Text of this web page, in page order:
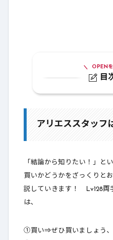
目
OPEN
5. 職業別一覧表
アリエススタッフ
「結論から知りたい！」と
買いかどうかをざっくりと
説していきます！ Lv128両
は、
①買い⇒ぜひ買いましょう、